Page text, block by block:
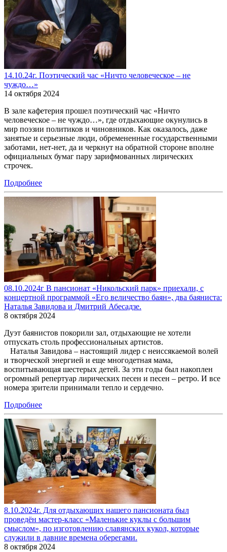
14.10.24г. Поэтический час «Ничто человеческое – не
чуждо…»
14 октября 2024
В зале кафетерия прошел поэтический час «Ничто
человеческое – не чуждо…», где отдыхающие окунулись в
мир поэзии политиков и чиновников. Как оказалось, даже
занятые и серьезные люди, обремененные государственными
заботами, нет-нет, да и черкнут на обратной стороне вполне
официальных бумаг пару зарифмованных лирических
строчек.
Подробнее
08.10.2024г В пансионат «Никольский парк» приехали, с
концертной программой «Его величество баян», два баяниста:
Наталья Завидова и Дмитрий Абесадзе.
8 октября 2024
Дуэт баянистов покорили зал, отдыхающие не хотели
отпускать столь профессиональных артистов.
Наталья Завидова – настоящий лидер с неиссякаемой волей
и творческой энергией и еще многодетная мама,
воспитывающая шестерых детей. За эти годы был накоплен
огромный репертуар лирических песен и песен – ретро. И все
номера зрители принимали тепло и сердечно.
Подробнее
8.10.2024г. Для отдыхающих нашего пансионата был
проведён мастер-класс «Маленькие куклы с большим
смыслом», по изготовлению славянских кукол, которые
служили в давние времена оберегами.
8 октября 2024